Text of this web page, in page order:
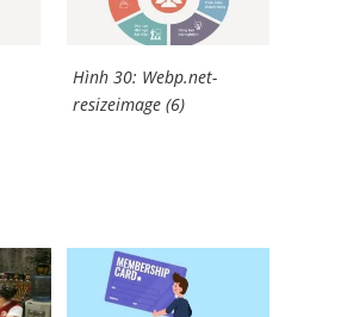
Hình 30: Webp.net-
resizeimage (6)